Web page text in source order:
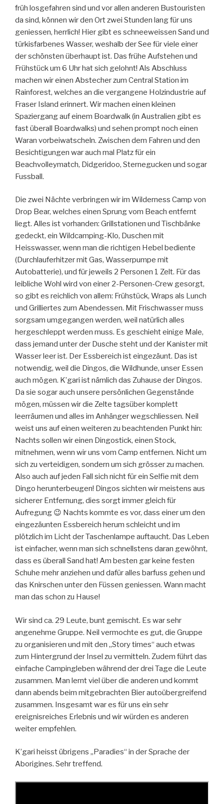
früh losgefahren sind und vor allen anderen Bustouristen
da sind, können wir den Ort zwei Stunden lang für uns
geniessen, herrlich! Hier gibt es schneeweissen Sand und
türkisfarbenes Wasser, weshalb der See für viele einer
der schönsten überhaupt ist. Das frühe Aufstehen und
Frühstück um 6 Uhr hat sich gelohnt! Als Abschluss
machen wir einen Abstecher zum Central Station im
Rainforest, welches an die vergangene Holzindustrie auf
Fraser Island erinnert. Wir machen einen kleinen
Spaziergang auf einem Boardwalk (in Australien gibt es
fast überall Boardwalks) und sehen prompt noch einen
Waran vorbeiwatscheln. Zwischen dem Fahren und den
Besichtigungen war auch mal Platz für ein
Beachvolleymatch, Didgeridoo, Sternegucken und sogar
Fussball.
Die zwei Nächte verbringen wir im Wilderness Camp von
Drop Bear, welches einen Sprung vom Beach entfernt
liegt. Alles ist vorhanden: Grillstationen und Tischbänke
gedeckt, ein Wildcamping-Klo, Duschen mit
Heisswasser, wenn man die richtigen Hebel bediente
(Durchlauferhitzer mit Gas, Wasserpumpe mit
Autobatterie), und für jeweils 2 Personen 1 Zelt. Für das
leibliche Wohl wird von einer 2-Personen-Crew gesorgt,
so gibt es reichlich von allem: Frühstück, Wraps als Lunch
und Grilliertes zum Abendessen. Mit Frischwasser muss
sorgsam umgegangen werden, weil natürlich alles
hergeschleppt werden muss. Es geschieht einige Male,
dass jemand unter der Dusche steht und der Kanister mit
Wasser leer ist. Der Essbereich ist eingezäunt. Das ist
notwendig, weil die Dingos, die Wildhunde, unser Essen
auch mögen. K’gari ist nämlich das Zuhause der Dingos.
Da sie sogar auch unsere persönlichen Gegenstände
mögen, müssen wir die Zelte tagsüber komplett
leerräumen und alles im Anhänger wegschliessen. Neil
weist uns auf einen weiteren zu beachtenden Punkt hin:
Nachts sollen wir einen Dingostick, einen Stock,
mitnehmen, wenn wir uns vom Camp entfernen. Nicht um
sich zu verteidigen, sondern um sich grösser zu machen.
Also auch auf jeden Fall sich nicht für ein Selfie mit dem
Dingo herunterbeugen! Dingos sichten wir meistens aus
sicherer Entfernung, dies sorgt immer gleich für
Aufregung 😉 Nachts kommte es vor, dass einer um den
eingezäunten Essbereich herum schleicht und im
plötzlich im Licht der Taschenlampe auftaucht. Das Leben
ist einfacher, wenn man sich schnellstens daran gewöhnt,
dass es überall Sand hat! Am besten gar keine festen
Schuhe mehr anziehen und dafür alles barfuss gehen und
das Knirschen unter den Füssen geniessen. Wann macht
man das schon zu Hause!
Wir sind ca. 29 Leute, bunt gemischt. Es war sehr
angenehme Gruppe. Neil vermochte es gut, die Gruppe
zu organisieren und mit den „Story times“ auch etwas
zum Hintergrund der Insel zu vermitteln. Zudem führt das
einfache Campingleben während der drei Tage die Leute
zusammen. Man lernt viel über die anderen und kommt
dann abends beim mitgebrachten Bier autoübergreifend
zusammen. Insgesamt war es für uns ein sehr
ereignisreiches Erlebnis und wir würden es anderen
weiter empfehlen.
K’gari heisst übrigens „Paradies“ in der Sprache der
Aborigines. Sehr treffend.